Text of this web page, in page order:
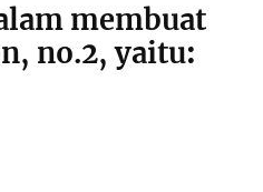
membuat
no.2, yaitu: